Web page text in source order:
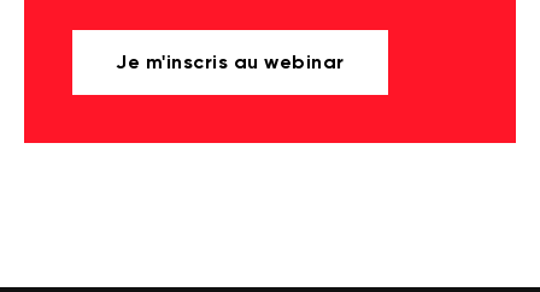
Je m'inscris au webinar